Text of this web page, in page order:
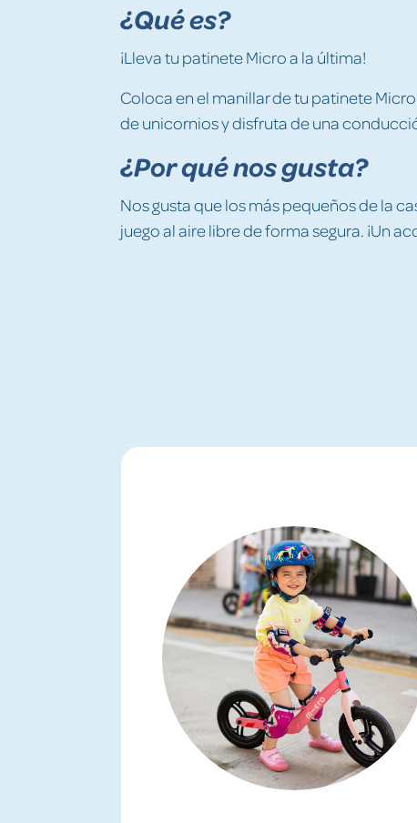
¿Qué es?
¡Lleva tu patinete Micro a la última!
Coloca en el manillar de tu patinete
de unicornios y disfruta de una
¿Por qué nos gusta?
Nos gusta que los más pequeños de la
juego al aire libre de forma segura. ¡Un